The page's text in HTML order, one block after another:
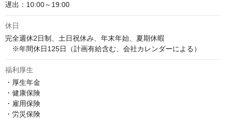
遅出：10:00～19:00
休日
完全週休2日制、土日祝休み、年末年始、夏期休暇
※年間休日125日（計画有給含む、会社カレンダーによる）
福利厚生
・厚生年金
・健康保険
・雇用保険
・労災保険